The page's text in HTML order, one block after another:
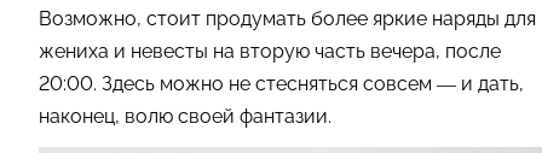
Возможно, стоит продумать более яркие наряды для
жениха и невесты на вторую часть вечера, после
20:00. Здесь можно не стесняться совсем — и дать,
наконец, волю своей фантазии.